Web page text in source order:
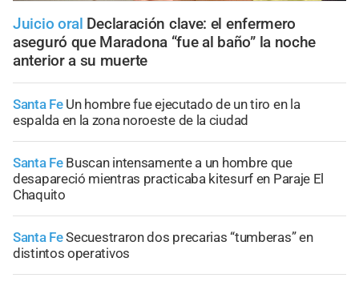
Juicio oral Declaración clave: el enfermero
aseguró que Maradona “fue al baño” la noche
anterior a su muerte
Santa Fe Un hombre fue ejecutado de un tiro en la
espalda en la zona noroeste de la ciudad
Santa Fe Buscan intensamente a un hombre que
desapareció mientras practicaba kitesurf en Paraje El
Chaquito
Santa FeSecuestraron dos precarias “tumberas” en
distintos operativos